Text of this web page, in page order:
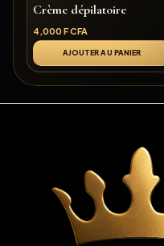
Crème dépilatoire
4,000 F CFA
AJOUTER AU PANIER